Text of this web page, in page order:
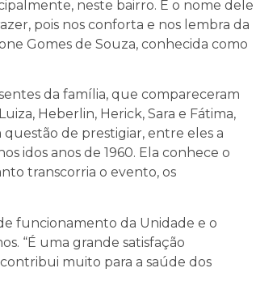
neste bairro. E o nome dele
pois nos conforta e nos lembra da
Gomes de Souza, conhecida como
da família, que compareceram
Heberlin, Herick, Sara e Fátima,
questão de prestigiar, entre eles a
idos anos de 1960. Ela conhece o
transcorria o evento, os
funcionamento da Unidade e o
“É uma grande satisfação
muito para a saúde dos